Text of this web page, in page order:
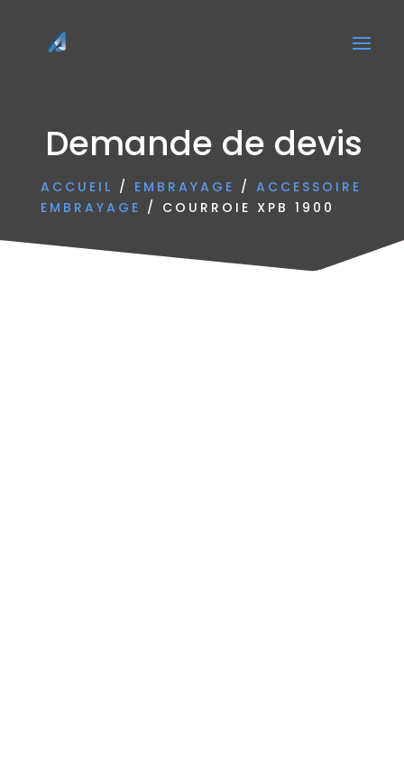
Demande de devis
ACCUEIL / EMBRAYAGE / ACCESSOIRE
EMBRAYAGE / COURROIE XPB 1900